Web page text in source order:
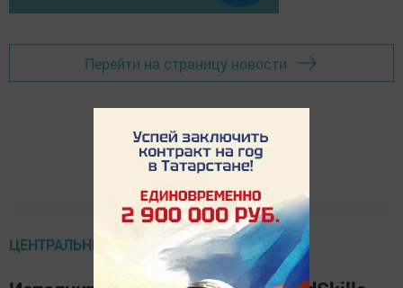
Перейти на страницу новости
ЦЕНТРАЛЬНЫЕ НОВОСТИ